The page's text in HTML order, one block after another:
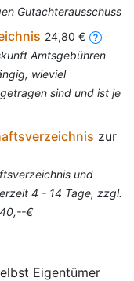
Gutachterausschuss
24,80 €
Amtsgebühren
wieviel
sind und ist je
zur
und
4 - 14 Tage, zzgl.
€
Eigentümer